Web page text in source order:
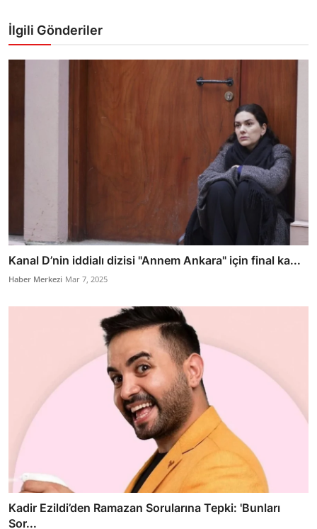
İlgili Gönderiler
Kanal D’nin iddialı dizisi "Annem Ankara" için final ka...
Haber Merkezi Mar 7, 2025
Kadir Ezildi’den Ramazan Sorularına Tepki: 'Bunları
Sor...